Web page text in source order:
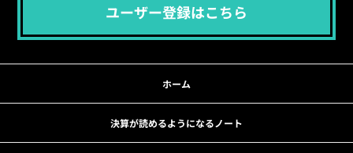
ユーザー登録はこちら
ホーム
決算が読めるようになるノート